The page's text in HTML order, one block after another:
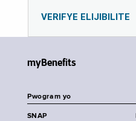
VERIFYE ELIJIBILITE
myBenefits
Pwogram yo
SNAP